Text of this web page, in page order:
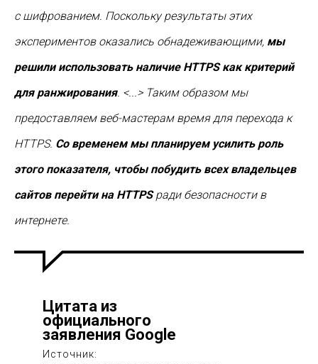
с шифрованием. Поскольку результаты этих
экспериментов оказались обнадеживающими, мы
решили использовать наличие HTTPS как критерий
для ранжирования. <...> Таким образом мы
предоставляем веб-мастерам время для перехода к
HTTPS. Со временем мы планируем усилить роль
этого показателя, чтобы побудить всех владельцев
сайтов перейти на HTTPSради безопасности в
интернете.
Цитата из
официального
заявления Google
Источник: